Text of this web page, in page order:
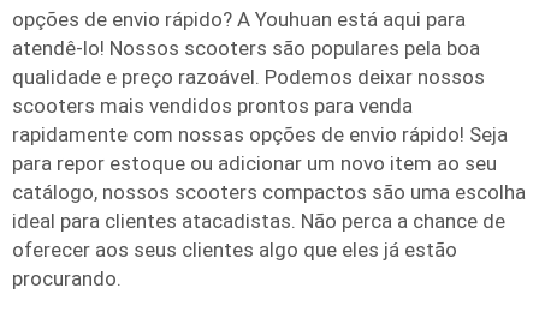
opções de envio rápido? A Youhuan está aqui para
atendê-lo! Nossos scooters são populares pela boa
qualidade e preço razoável. Podemos deixar nossos
scooters mais vendidos prontos para venda
rapidamente com nossas opções de envio rápido! Seja
para repor estoque ou adicionar um novo item ao seu
catálogo, nossos scooters compactos são uma escolha
ideal para clientes atacadistas. Não perca a chance de
oferecer aos seus clientes algo que eles já estão
procurando.